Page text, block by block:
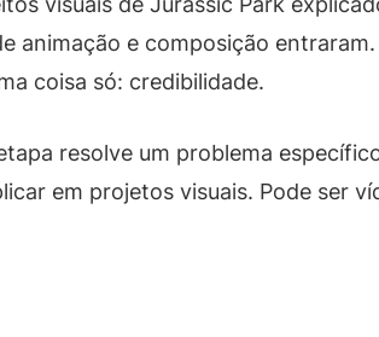
animação e composição
coisa só: credibilidade.
resolve um problema
em projetos visuais. Pode ser